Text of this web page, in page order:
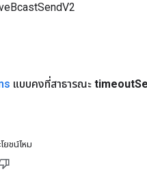
แบบคงที่สาธารณะ timeout
ยชน์ไหม